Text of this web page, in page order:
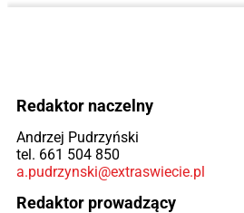
Redaktor naczelny
Andrzej Pudrzyński
tel. 661 504 850
a.pudrzynski@extraswiecie.pl
Redaktor prowadzący